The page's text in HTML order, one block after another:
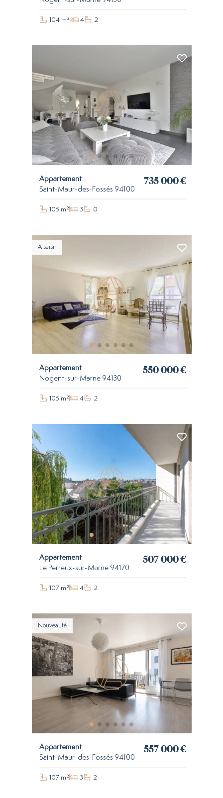
104 m² 4 2
Appartement
Saint-Maur-des-Fossés 94100
735 000 €
105 m² 3 0
A saisir
Appartement
Nogent-sur-Marne 94130
550 000 €
105 m² 4 2
Appartement
Le Perreux-sur-Marne 94170
507 000 €
107 m² 4 2
Nouveauté
Appartement
Saint-Maur-des-Fossés 94100
557 000 €
107 m² 3 2